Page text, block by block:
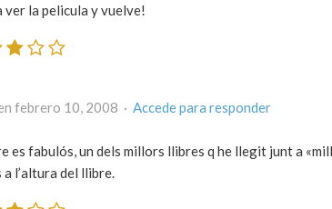
ver la pelicula y vuelve!
febrero 10, 2008 · Accede para responder
es fabulós, un dels millors llibres q he llegit junt a
a l’altura del llibre.